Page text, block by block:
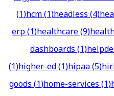
(1)hcm(1)headless(4)
erp(1)healthcare(9)
dashboards(1)
(1)higher-ed(1)hipaa(5)
goods(1)home-services(1)